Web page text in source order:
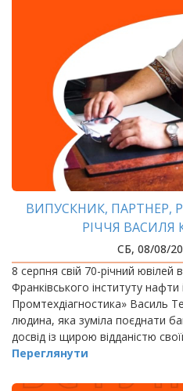
ВИПУСКНИК, ПАРТНЕР,
РІЧЧЯ ВАСИЛЯ
СБ, 08/08/
8 серпня свій 70-річний ювілей
Франківського інституту
Промтехдіагностика» Василь
людина, яка зуміла поєднати
досвід із щирою відданістю
Переглянути